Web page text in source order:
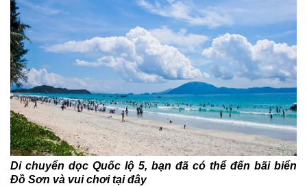
Di chuyển dọc Quốc lộ 5, bạn đã có thể đến bãi biển
Đồ Sơn và vui chơi tại đây